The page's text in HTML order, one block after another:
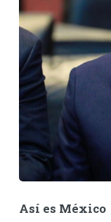
Así es México